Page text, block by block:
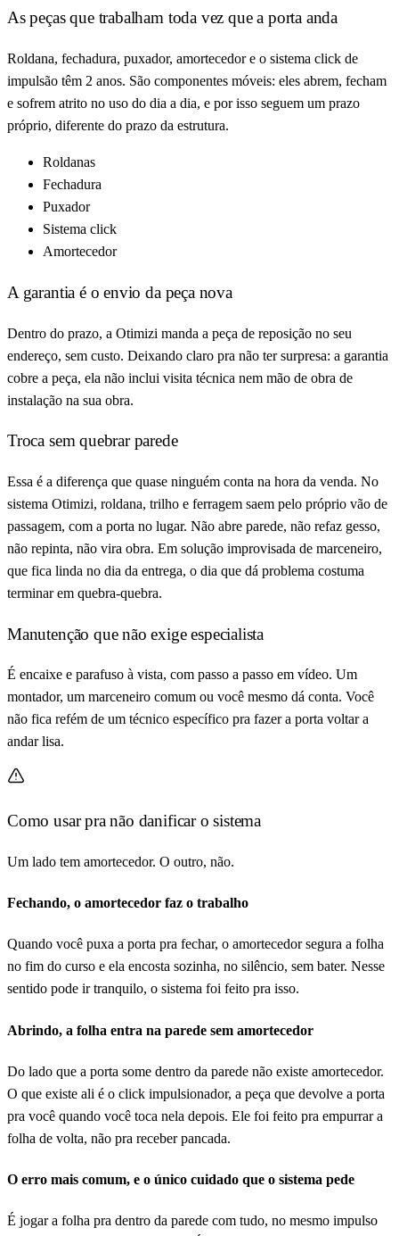
As peças que trabalham toda vez que a porta anda
Roldana, fechadura, puxador, amortecedor e o sistema click de
impulsão têm 2 anos. São componentes móveis: eles abrem, fecham
e sofrem atrito no uso do dia a dia, e por isso seguem um prazo
próprio, diferente do prazo da estrutura.
Roldanas
Fechadura
Puxador
Sistema click
Amortecedor
A garantia é o envio da peça nova
Dentro do prazo, a Otimizi manda a peça de reposição no seu
endereço, sem custo. Deixando claro pra não ter surpresa: a garantia
cobre a peça, ela não inclui visita técnica nem mão de obra de
instalação na sua obra.
Troca sem quebrar parede
Essa é a diferença que quase ninguém conta na hora da venda. No
sistema Otimizi, roldana, trilho e ferragem saem pelo próprio vão de
passagem, com a porta no lugar. Não abre parede, não refaz gesso,
não repinta, não vira obra. Em solução improvisada de marceneiro,
que fica linda no dia da entrega, o dia que dá problema costuma
terminar em quebra-quebra.
Manutenção que não exige especialista
É encaixe e parafuso à vista, com passo a passo em vídeo. Um
montador, um marceneiro comum ou você mesmo dá conta. Você
não fica refém de um técnico específico pra fazer a porta voltar a
andar lisa.
Como usar pra não danificar o sistema
Um lado tem amortecedor. O outro, não.
Fechando, o amortecedor faz o trabalho
Quando você puxa a porta pra fechar, o amortecedor segura a folha
no fim do curso e ela encosta sozinha, no silêncio, sem bater. Nesse
sentido pode ir tranquilo, o sistema foi feito pra isso.
Abrindo, a folha entra na parede sem amortecedor
Do lado que a porta some dentro da parede não existe amortecedor.
O que existe ali é o click impulsionador, a peça que devolve a porta
pra você quando você toca nela depois. Ele foi feito pra empurrar a
folha de volta, não pra receber pancada.
O erro mais comum, e o único cuidado que o sistema pede
É jogar a folha pra dentro da parede com tudo, no mesmo impulso